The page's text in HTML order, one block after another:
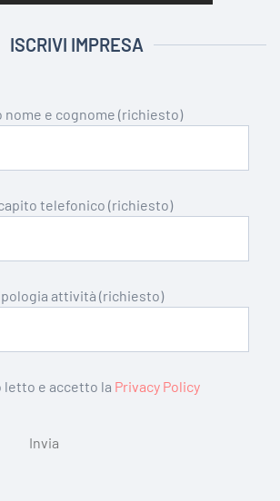
ISCRIVI IMPRESA
nome e cognome (richiesto)
telefonico (richiesto)
attività (richiesto)
letto e accetto la Privacy Policy